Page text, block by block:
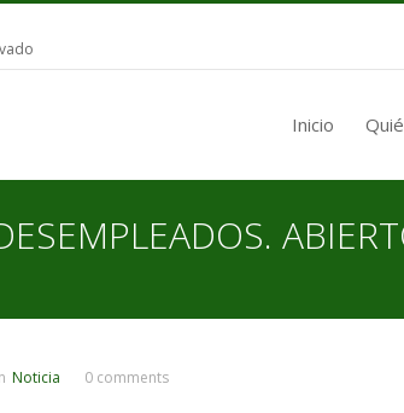
Inicio
Noticia 0 comments